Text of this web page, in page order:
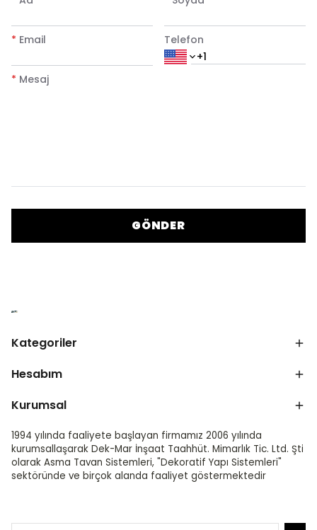
* Email Telefon
* Mesaj
GÖNDER
Kategoriler
Hesabım
Kurumsal
1994 yılında faaliyete başlayan firmamız 2006 yılında
kurumsallaşarak Dek-Mar İnşaat Taahhüt. Mimarlık Tic. Ltd. Şti
olarak Asma Tavan Sistemleri, "Dekoratif Yapı Sistemleri"
sektöründe ve birçok alanda faaliyet göstermektedir